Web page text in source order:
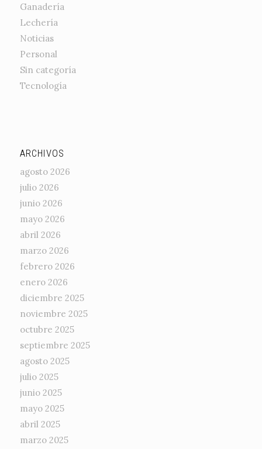
Ganadería
Lechería
Noticias
Personal
Sin categoría
Tecnología
ARCHIVOS
agosto 2026
julio 2026
junio 2026
mayo 2026
abril 2026
marzo 2026
febrero 2026
enero 2026
diciembre 2025
noviembre 2025
octubre 2025
septiembre 2025
agosto 2025
julio 2025
junio 2025
mayo 2025
abril 2025
marzo 2025